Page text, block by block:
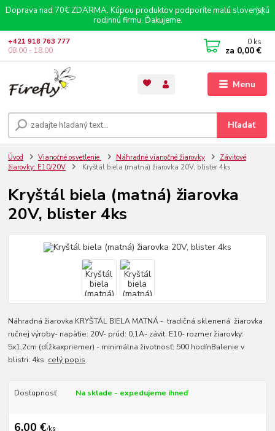
Doprava nad 70€ ZDARMA. Kúpou produktov podporíte malú slovenskú
rodinnú firmu. Ďakujeme.
Menu
Hľadať
+421 918 763 777
08.00 - 18.00
0 ks
za 0,00 €
Úvod Vianočné osvetlenie Náhradné vianočné žiarovky
Závitové
žiarovky: E10/20V
Kryštál biela (matná) žiarovka 20V, blister 4ks
Kryštál biela (matná) žiarovka
20V, blister 4ks
Náhradná žiarovka KRYŠTÁL BIELA MATNÁ - tradičná sklenená žiarovka
ručnej výroby- napätie: 20V- prúd: 0,1A- závit: E10- rozmer žiarovky:
5x1,2cm (dĺžkaxpriemer) - minimálna životnosť: 500 hodínBalenie v
blistri: 4ks celý popis
Dostupnosť Na sklade - expedujeme ihneď
6,00 €/ks